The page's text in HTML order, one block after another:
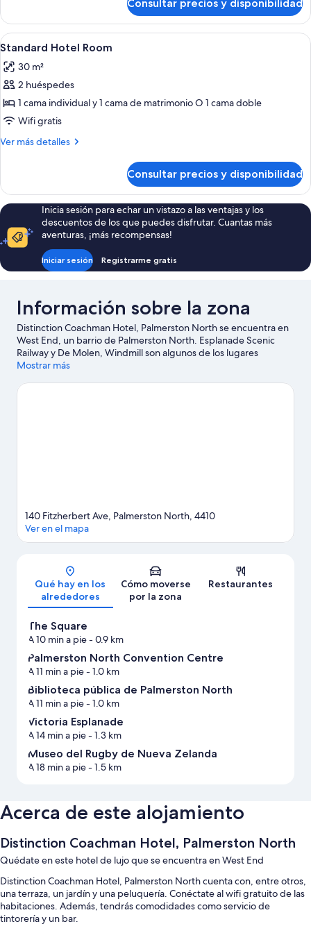
Consultar precios y disponibilidad
Abrir
todas
las
fotos
de
Standard
Hotel
Una habitación de hotel con dos
5
Standard Hotel Room
30 m²
2 huéspedes
1 cama individual y 1 cama de matrimonio O 1 cama doble
Wifi gratis
Ver más detalles
Más
Hotel
Room
Consultar precios y disponibilidad
Inicia sesión para echar un vistazo a las ventajas y los
descuentos de los que puedes disfrutar. Cuantas más
aventuras, ¡más recompensas!
Iniciar sesión Registrarme gratis
Información sobre la zona
Distinction Coachman Hotel, Palmerston North se encuentra en
West End, un barrio de Palmerston North. Esplanade Scenic
Railway y De Molen, Windmill son algunos de los lugares
emblemáticos de la región, donde también puedes acercarte a
Community Leisure Centre.
Mostrar más
Mapa
140 Fitzherbert Ave, Palmerston North, 4410
Ver en el mapa
Qué hay en los
alrededores
Cómo moverse
por la zona
Restaurantes
The Square
A 10 min a pie- 0.9 km
Palmerston North Convention Centre
A 11 min a pie- 1.0 km
Biblioteca pública de Palmerston North
A 11 min a pie- 1.0 km
Victoria Esplanade
A 14 min a pie- 1.3 km
Museo del Rugby de Nueva Zelanda
A 18 min a pie- 1.5 km
Acerca de este alojamiento
Distinction Coachman Hotel, Palmerston North
Quédate en este hotel de lujo que se encuentra en West End
Distinction Coachman Hotel, Palmerston North cuenta con, entre otros,
una terraza, un jardín y una peluquería. Conéctate al wifi gratuito de las
habitaciones. Además, tendrás comodidades como servicio de
tintorería y un bar.